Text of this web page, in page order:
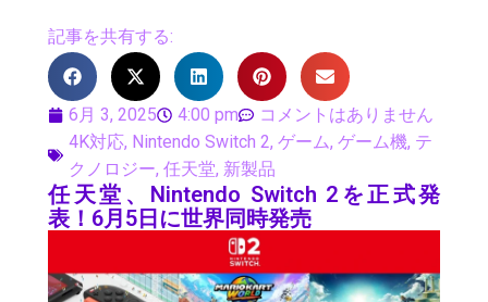
記事を共有する:
6月 3, 2025 4:00 pm
コメントはありません
4K対応, Nintendo Switch 2, ゲーム, ゲーム機, テ
クノロジー, 任天堂, 新製品
任天堂、Nintendo Switch 2を正式発
表！6月5日に世界同時発売